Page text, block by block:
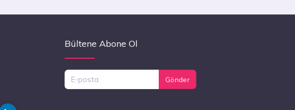
Bültene Abone Ol
Gönder